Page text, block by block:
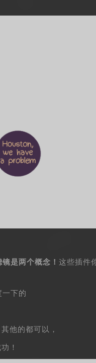
是两个概念！ 这些插件
一下的
他的都可以，
！